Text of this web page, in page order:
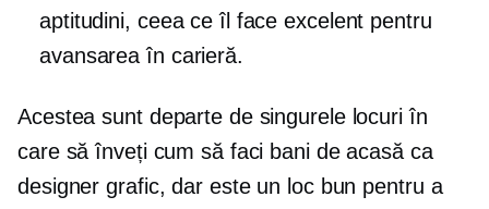
aptitudini, ceea ce îl face excelent pentru
avansarea în carieră.
Acestea sunt departe de singurele locuri în
care să înveți cum să faci bani de acasă ca
designer grafic, dar este un loc bun pentru a